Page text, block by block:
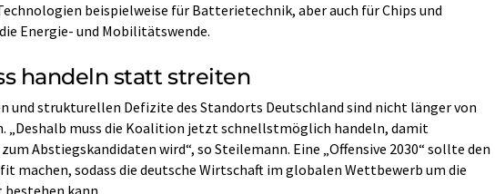
beispielweise für Batterietechnik, aber auch für Chips und
Energie- und Mobilitätswende.
handeln statt streiten
und strukturellen Defizite des Standorts Deutschland sind nicht länger von
„Deshalb muss die Koalition jetzt schnellstmöglich handeln, damit
Abstiegskandidaten wird“, so Steilemann. Eine „Offensive 2030“ sollte den
machen, sodass die deutsche Wirtschaft im globalen Wettbewerb um die
kann.